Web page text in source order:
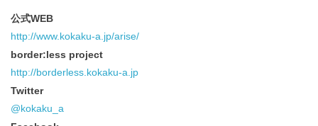
公式WEB
http://www.kokaku-a.jp/arise/
border:less project
http://borderless.kokaku-a.jp
Twitter
@kokaku_a